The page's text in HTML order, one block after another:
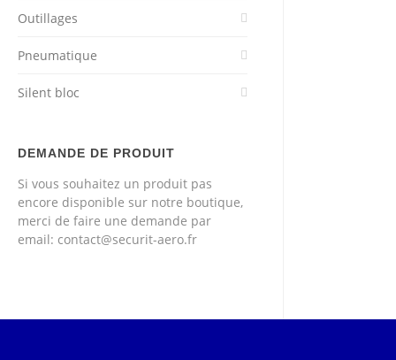
Outillages
Pneumatique
Silent bloc
DEMANDE DE PRODUIT
Si vous souhaitez un produit pas
encore disponible sur notre boutique,
merci de faire une demande par
email: contact@securit-aero.fr